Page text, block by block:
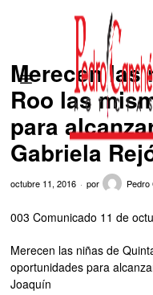
Merecen las
Roo las
para
Gabriela
octubre 11, 2016 por Pedro
003 Comunicado 11 de
Merecen las niñas de
oportunidades para
Joaquín